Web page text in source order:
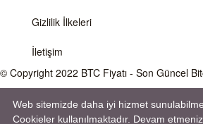
Gizlilik İlkeleri
İletişim
© Copyright 2022 BTC Fiyatı - Son Güncel
Bitcoin fiyatı sürekli olarak değişmektedir, 7 gün 24
aktiftir. Sitemiz sadece bilgilendirme amacı
Web sitemizde daha iyi hizmet
Cookieler kullanılmaktadır. Devam etmeniz